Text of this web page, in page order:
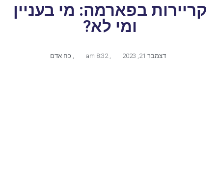
קריירות בפארמה: מי בעניין
ומי לא?
דצמבר 21, 2023 ,
8:32 am
, כח אדם